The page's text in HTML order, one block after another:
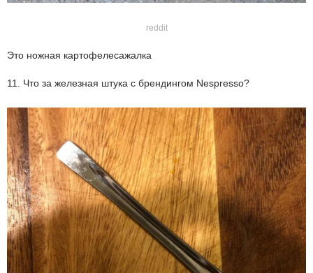
reddit
Это ножная картофелесажалка
11. Что за железная штука с брендингом Nespresso?